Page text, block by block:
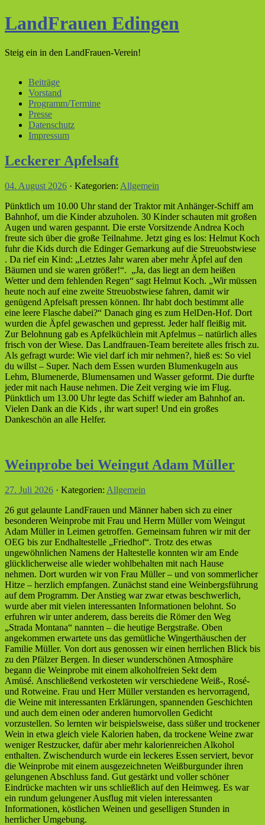
LandFrauen Edingen
Steig ein in den LandFrauen-Verein!
Beiträge
Vorstand
Programm/Termine
Presse
Datenschutz
Impressum
Leckerer Apfelsaft
04. August 2026 · Kategorien: Allgemein
Pünktlich um 10.00 Uhr stand der Traktor mit Anhänger-Schiff am
Bahnhof, um die Kinder abzuholen. 30 Kinder schauten mit großen
Augen und waren gespannt. Die erste Vorsitzende Andrea Koch
freute sich über die große Teilnahme. Jetzt ging es los: Helmut Koch
fuhr die Kids durch die Edinger Gemarkung auf die Streuobstwiese
. Da rief ein Kind: „Letztes Jahr waren aber mehr Äpfel auf den
Bäumen und sie waren größer!“. „Ja, das liegt an dem heißen
Wetter und dem fehlenden Regen“ sagt Helmut Koch. „Wir müssen
heute noch auf eine zweite Streuobstwiese fahren, damit wir
genügend Apfelsaft pressen können. Ihr habt doch bestimmt alle
eine leere Flasche dabei?“ Danach ging es zum HelDen-Hof. Dort
wurden die Äpfel gewaschen und gepresst. Jeder half fleißig mit.
Zur Belohnung gab es Apfelküchlein mit Apfelmus – natürlich alles
frisch von der Wiese. Das Landfrauen-Team bereitete alles frisch zu.
Als gefragt wurde: Wie viel darf ich mir nehmen?, hieß es: So viel
du willst – Super. Nach dem Essen wurden Blumenkugeln aus
Lehm, Blumenerde, Blumensamen und Wasser geformt. Die durfte
jeder mit nach Hause nehmen. Die Zeit verging wie im Flug.
Pünktlich um 13.00 Uhr legte das Schiff wieder am Bahnhof an.
Vielen Dank an die Kids , ihr wart super! Und ein großes
Dankeschön an alle Helfer.
Weinprobe bei Weingut Adam Müller
27. Juli 2026 · Kategorien: Allgemein
26 gut gelaunte LandFrauen und Männer haben sich zu einer
besonderen Weinprobe mit Frau und Herrn Müller vom Weingut
Adam Müller in Leimen getroffen. Gemeinsam fuhren wir mit der
OEG bis zur Endhaltestelle „Friedhof“. Trotz des etwas
ungewöhnlichen Namens der Haltestelle konnten wir am Ende
glücklicherweise alle wieder wohlbehalten mit nach Hause
nehmen. Dort wurden wir von Frau Müller – und von sommerlicher
Hitze – herzlich empfangen. Zunächst stand eine Weinbergsführung
auf dem Programm. Der Anstieg war zwar etwas beschwerlich,
wurde aber mit vielen interessanten Informationen belohnt. So
erfuhren wir unter anderem, dass bereits die Römer den Weg
„Strada Montana“ nannten – die heutige Bergstraße. Oben
angekommen erwartete uns das gemütliche Wingerthäuschen der
Familie Müller. Von dort aus genossen wir einen herrlichen Blick bis
zu den Pfälzer Bergen. In dieser wunderschönen Atmosphäre
begann die Weinprobe mit einem alkoholfreien Sekt dem
Amüsé. Anschließend verkosteten wir verschiedene Weiß-, Rosé-
und Rotweine. Frau und Herr Müller verstanden es hervorragend,
die Weine mit interessanten Erklärungen, spannenden Geschichten
und auch dem einen oder anderen humorvollen Gedicht
vorzustellen. So lernten wir beispielsweise, dass süßer und trockener
Wein in etwa gleich viele Kalorien haben, da trockene Weine zwar
weniger Restzucker, dafür aber mehr kalorienreichen Alkohol
enthalten. Zwischendurch wurde ein leckeres Essen serviert, bevor
die Weinprobe mit einem ausgezeichneten Weißburgunder ihren
gelungenen Abschluss fand. Gut gestärkt und voller schöner
Eindrücke machten wir uns schließlich auf den Heimweg. Es war
ein rundum gelungener Ausflug mit vielen interessanten
Informationen, köstlichen Weinen und geselligen Stunden in
herrlicher Umgebung.